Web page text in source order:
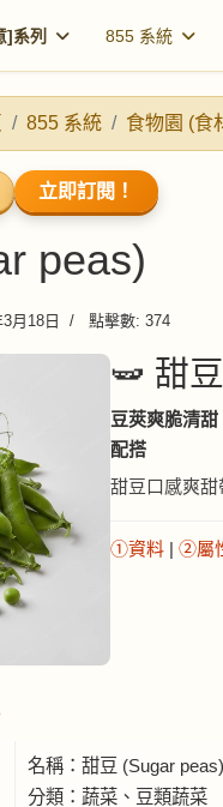
]系列 855 系統
855 系統 食物園 (食
立即訂閱！
peas)
月18日 點擊數: 374
🫛 甜
豆莢爽脆清
配搭
甜豆口感爽甜
①資料 | ②屬
名稱：甜豆 (Sugar peas)
分類：蔬菜、豆類蔬菜